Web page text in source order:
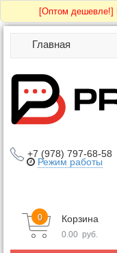
[Оптом дешевле!]
Главная
+7 (978) 797-68-58
Режим работы
Корзина
0
0.00 руб.